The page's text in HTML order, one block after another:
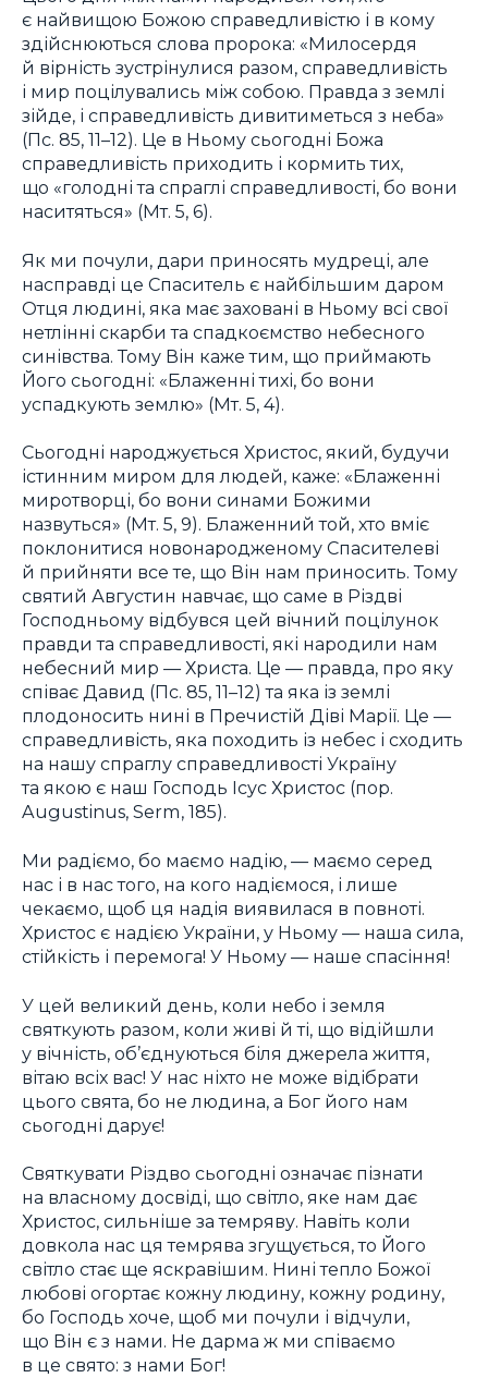
є найвищою Божою справедливістю і в кому
здійснюються слова пророка: «Милосердя
й вірність зустрінулися разом, справедливість
і мир поцілувались між собою. Правда з землі
зійде, і справедливість дивитиметься з неба»
(Пс. 85, 11–12). Це в Ньому сьогодні Божа
справедливість приходить і кормить тих,
що «голодні та спраглі справедливості, бо вони
наситяться» (Мт. 5, 6).
Як ми почули, дари приносять мудреці, але
насправді це Спаситель є найбільшим даром
Отця людині, яка має заховані в Ньому всі свої
нетлінні скарби та спадкоємство небесного
синівства. Тому Він каже тим, що приймають
Його сьогодні: «Блаженні тихі, бо вони
успадкують землю» (Мт. 5, 4).
Сьогодні народжується Христос, який, будучи
істинним миром для людей, каже: «Блаженні
миротворці, бо вони синами Божими
назвуться» (Мт. 5, 9). Блаженний той, хто вміє
поклонитися новонародженому Спасителеві
й прийняти все те, що Він нам приносить. Тому
святий Августин навчає, що саме в Різдві
Господньому відбувся цей вічний поцілунок
правди та справедливості, які народили нам
небесний мир — Христа. Це — правда, про яку
співає Давид (Пс. 85, 11–12) та яка із землі
плодоносить нині в Пречистій Діві Марії. Це —
справедливість, яка походить із небес і сходить
на нашу спраглу справедливості Україну
та якою є наш Господь Ісус Христос (пор.
Augustinus, Serm, 185).
Ми радіємо, бо маємо надію, — маємо серед
нас і в нас того, на кого надіємося, і лише
чекаємо, щоб ця надія виявилася в повноті.
Христос є надією України, у Ньому — наша сила,
стійкість і перемога! У Ньому — наше спасіння!
У цей великий день, коли небо і земля
святкують разом, коли живі й ті, що відійшли
у вічність, об’єднуються біля джерела життя,
вітаю всіх вас! У нас ніхто не може відібрати
цього свята, бо не людина, а Бог його нам
сьогодні дарує!
Святкувати Різдво сьогодні означає пізнати
на власному досвіді, що світло, яке нам дає
Христос, сильніше за темряву. Навіть коли
довкола нас ця темрява згущується, то Його
світло стає ще яскравішим. Нині тепло Божої
любові огортає кожну людину, кожну родину,
бо Господь хоче, щоб ми почули і відчули,
що Він є з нами. Не дарма ж ми співаємо
в це свято: з нами Бог!